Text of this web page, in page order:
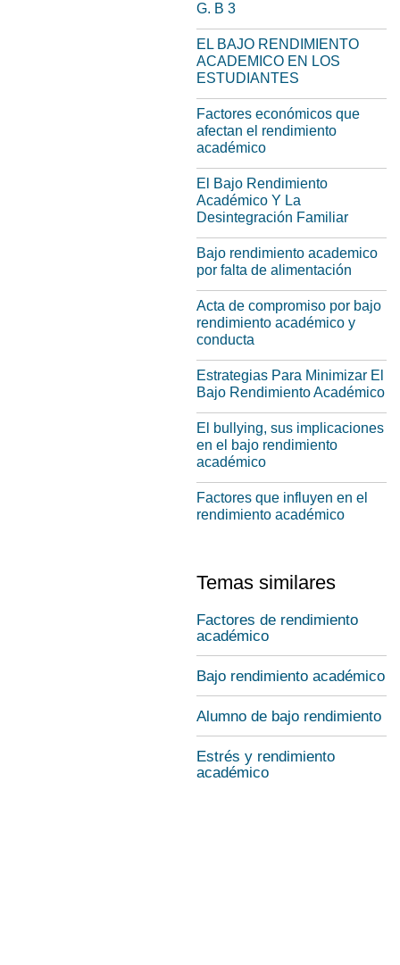
G. B 3
EL BAJO RENDIMIENTO
ACADEMICO EN LOS
ESTUDIANTES
Factores económicos que
afectan el rendimiento
académico
El Bajo Rendimiento
Académico Y La
Desintegración Familiar
Bajo rendimiento academico
por falta de alimentación
Acta de compromiso por bajo
rendimiento académico y
conducta
Estrategias Para Minimizar El
Bajo Rendimiento Académico
El bullying, sus implicaciones
en el bajo rendimiento
académico
Factores que influyen en el
rendimiento académico
Temas similares
Factores de rendimiento
académico
Bajo rendimiento académico
Alumno de bajo rendimiento
Estrés y rendimiento
académico